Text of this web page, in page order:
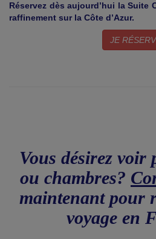
Réservez dès aujourd’hui la Suite
raffinement sur la Côte d’Azur.
JE
Vous désirez voir
ou chambres?
maintenant pour
voyage en